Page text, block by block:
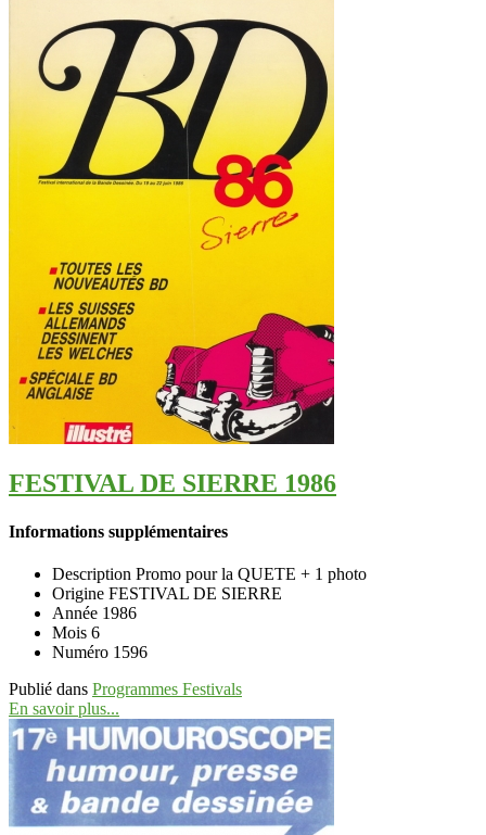
FESTIVAL DE SIERRE 1986
Informations supplémentaires
Description Promo pour la QUETE + 1 photo
Origine FESTIVAL DE SIERRE
Année 1986
Mois 6
Numéro 1596
Publié dans Programmes Festivals
En savoir plus...